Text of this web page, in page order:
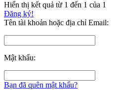
Hiển thị kết quả từ 1 đến 1 của 1
Đăng ký!
Tên tài khoản hoặc địa chỉ Email:
Mật khẩu:
Bạn đã quên mật khẩu?